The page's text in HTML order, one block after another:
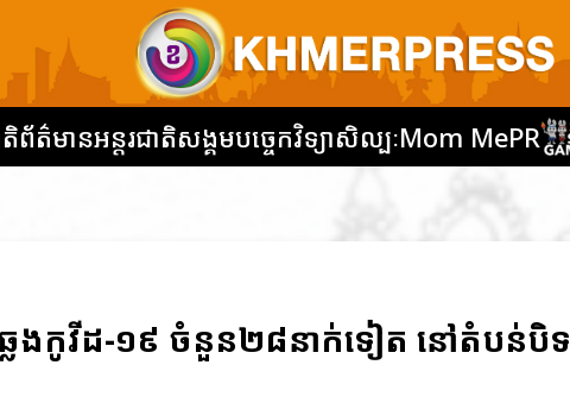
ព័ត៌មានអន្តរជាតិសង្គមបច្ចេកវិទ្យាសិល្បៈMom MePR
ងកូវីដ-១៩ ចំនួន២៨នាក់ទៀត នៅតំបន់បិទ